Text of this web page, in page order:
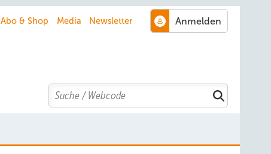
Abo & Shop Media Newsletter
Search